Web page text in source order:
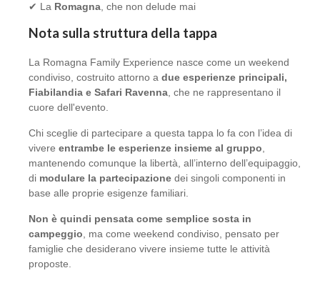
✔ La Romagna, che non delude mai
Nota sulla struttura della tappa
La Romagna Family Experience nasce come un weekend
condiviso, costruito attorno a due esperienze principali,
Fiabilandia e Safari Ravenna, che ne rappresentano il
cuore dell'evento.
Chi sceglie di partecipare a questa tappa lo fa con l’idea di
vivere entrambe le esperienze insieme al gruppo,
mantenendo comunque la libertà, all’interno dell’equipaggio,
di modulare la partecipazione dei singoli componenti in
base alle proprie esigenze familiari.
Non è quindi pensata come semplice sosta in
campeggio, ma come weekend condiviso, pensato per
famiglie che desiderano vivere insieme tutte le attività
proposte.